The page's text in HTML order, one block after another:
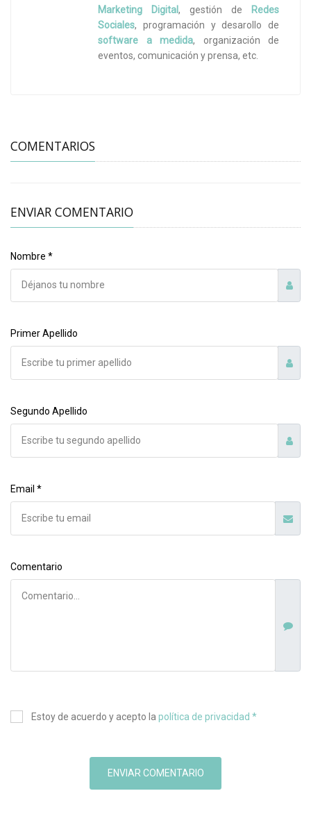
Marketing Digital, gestión de Redes
Sociales, programación y desarollo de
software a medida, organización de
eventos, comunicación y prensa, etc.
COMENTARIOS
ENVIAR COMENTARIO
Nombre *
Primer Apellido
Segundo Apellido
Email *
Comentario
Estoy de acuerdo y acepto la política de privacidad *
ENVIAR COMENTARIO